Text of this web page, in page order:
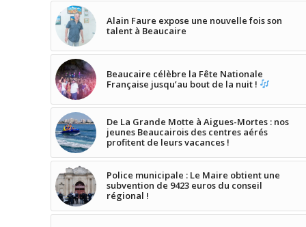
Alain Faure expose une nouvelle fois son
talent à Beaucaire
Beaucaire célèbre la Fête Nationale
Française jusqu’au bout de la nuit !
De La Grande Motte à Aigues-Mortes : nos
jeunes Beaucairois des centres aérés
profitent de leurs vacances !
Police municipale : Le Maire obtient une
subvention de 9423 euros du conseil
régional !